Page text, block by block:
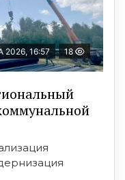
2026, 16:57 18